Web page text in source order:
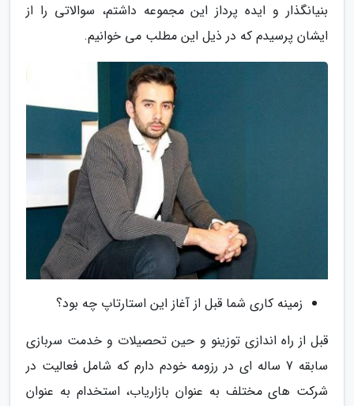
بنیانگذار و ایده پرداز این مجموعه داشتم، سوالاتی را از
ایشان پرسیدم که در ذیل این مطلب می خوانیم.
زمینه کاری شما قبل از آغاز این استارتاپ چه بود؟
قبل از راه اندازی توزینو و حین تحصیلات و خدمت سربازی
سابقه 7 ساله ای در رزومه خودم دارم که شامل فعالیت در
شرکت های مختلف به عنوان بازاریاب، استخدام به عنوان